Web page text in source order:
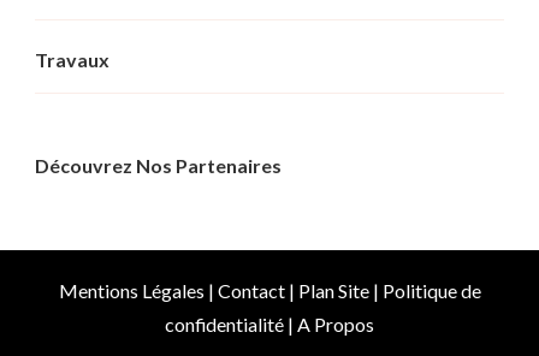
Travaux
Découvrez Nos Partenaires
Mentions Légales | Contact| Plan Site| Politique de
confidentialité | A Propos